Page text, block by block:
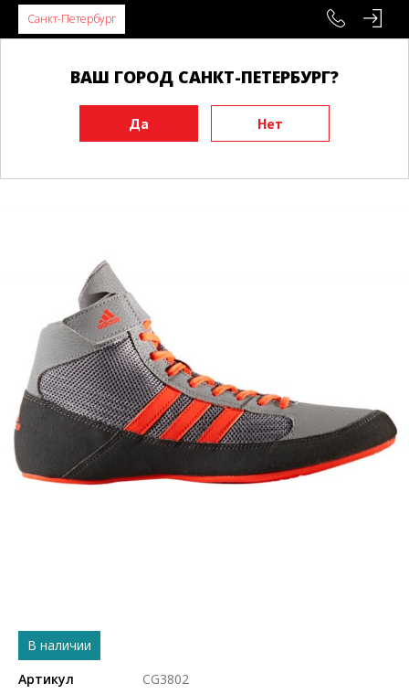
Санкт-Петербург
ВАШ ГОРОД САНКТ-ПЕТЕРБУРГ?
Экипировка Обувь
Боксерки
Боксерки ADIDAS HVC 2 серые/красные\ХВС
В наличии
Артикул
CG3802